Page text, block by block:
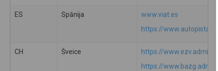
ES Spānija
www.viat.es
https://
CH Šveice
https://
https://